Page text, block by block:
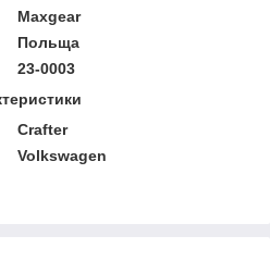
Maxgear
Польща
23-0003
Crafter
Volkswagen